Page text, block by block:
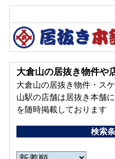
大倉山の居抜き物件や
大倉山の居抜き物件・ス
山駅の店舗は居抜き本舗
を随時掲載しております
検索